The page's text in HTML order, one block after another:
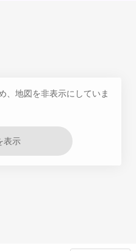
、地図を非表示にしていま
表示